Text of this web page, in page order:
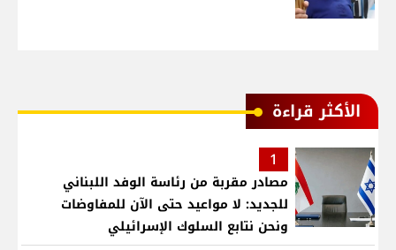
الأكثر قراءة
1
مصادر مقربة من رئاسة الوفد اللبناني
للجديد: لا مواعيد حتى الآن للمفاوضات
ونحن نتابع السلوك الإسرائيلي